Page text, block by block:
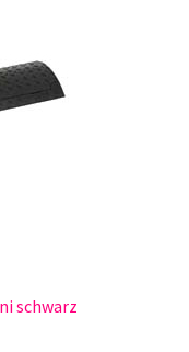
schwarz